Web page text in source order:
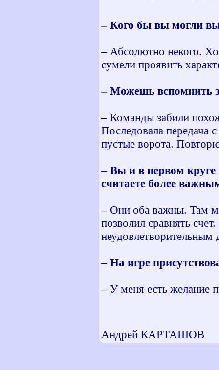
– Кого бы вы могли
– Абсолютно некого.
сумели проявить
– Можешь вспомнить
– Команды забили
Последовала передача
пустые ворота.
– Вы и в первом круге
считаете более
– Они оба важны. Там
позволил сравнять
неудовлетворительным
– На игре
– У меня есть желание
Андрей КАРТАШОВ